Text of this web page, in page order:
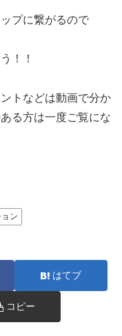
プに繋がるので
！！
トなどは動画で分か
る方は一度ご覧にな
ン
はてブ
コピー